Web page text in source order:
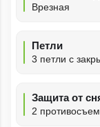
Врезная
Петли
3 петли с
Защита от
2